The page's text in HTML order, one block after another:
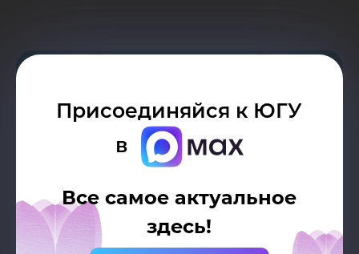
Присоединяйся к ЮГУ
в
Все самое актуальное
здесь!
Студия моды «Мёд»